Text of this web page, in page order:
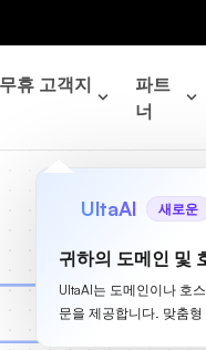
휴 고객지
파트
너
UltaAI 새로운
귀하의 도메인 및
UltaAI는 도메인이나 호
문을 제공합니다. 맞춤